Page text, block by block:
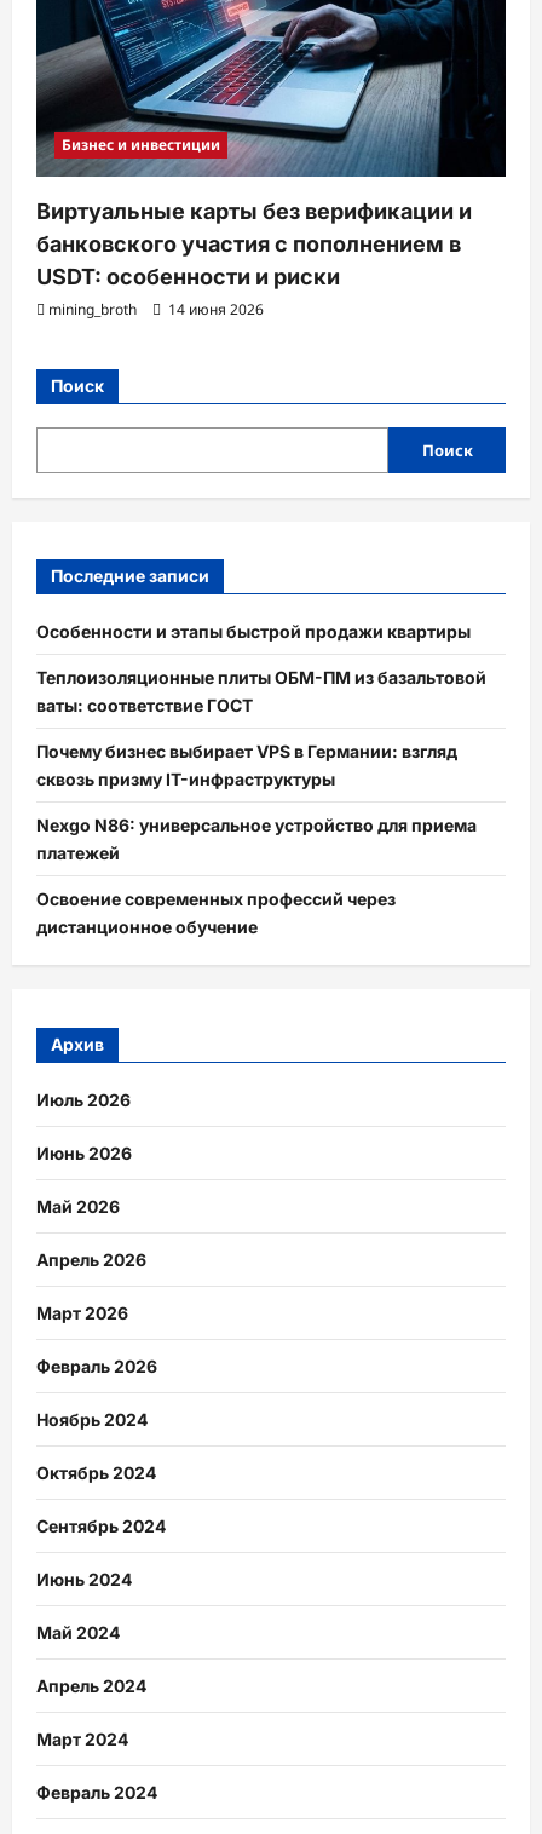
Бизнес и инвестиции
Виртуальные карты без верификации и
банковского участия с пополнением в
USDT: особенности и риски
mining_broth 14 июня 2026
Поиск
Поиск
Последние записи
Особенности и этапы быстрой продажи квартиры
Теплоизоляционные плиты ОБМ-ПМ из базальтовой
ваты: соответствие ГОСТ
Почему бизнес выбирает VPS в Германии: взгляд
сквозь призму IT-инфраструктуры
Nexgo N86: универсальное устройство для приема
платежей
Освоение современных профессий через
дистанционное обучение
Архив
Июль 2026
Июнь 2026
Май 2026
Апрель 2026
Март 2026
Февраль 2026
Ноябрь 2024
Октябрь 2024
Сентябрь 2024
Июнь 2024
Май 2024
Апрель 2024
Март 2024
Февраль 2024